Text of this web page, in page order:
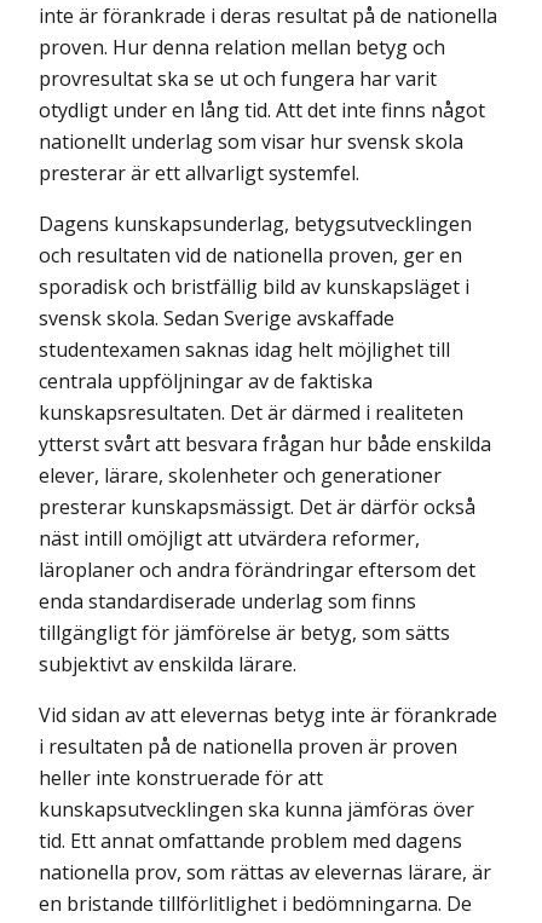
inte är förankrade i deras resultat på de nationella
proven. Hur denna relation mellan betyg och
provresultat ska se ut och fungera har varit
otydligt under en lång tid. Att det inte finns något
nationellt underlag som visar hur svensk skola
presterar är ett allvarligt systemfel.
Dagens kunskapsunderlag, betygsutvecklingen
och resultaten vid de nationella proven, ger en
sporadisk och bristfällig bild av kunskapsläget i
svensk skola. Sedan Sverige avskaffade
studentexamen saknas idag helt möjlighet till
centrala uppföljningar av de faktiska
kunskapsresultaten. Det är därmed i realiteten
ytterst svårt att besvara frågan hur både enskilda
elever, lärare, skolenheter och generationer
presterar kunskapsmässigt. Det är därför också
näst intill omöjligt att utvärdera reformer,
läroplaner och andra förändringar eftersom det
enda standardiserade underlag som finns
tillgängligt för jämförelse är betyg, som sätts
subjektivt av enskilda lärare.
Vid sidan av att elevernas betyg inte är förankrade
i resultaten på de nationella proven är proven
heller inte konstruerade för att
kunskapsutvecklingen ska kunna jäm­föras över
tid. Ett annat omfattande problem med dagens
nationella prov, som rättas av elevernas lärare, är
en bristande tillförlitlighet i bedömningarna. De